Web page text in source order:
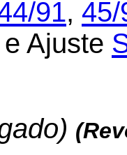
91, 45/
e Ajuste